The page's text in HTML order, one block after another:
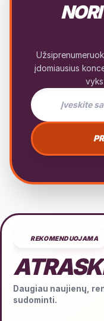
įdomiausius
El. pašto
REKOMENDUOJAMA
Daugiau naujienų,
sudominti.